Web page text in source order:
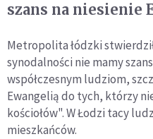
szans na niesienie
Metropolita łódzki
synodalności nie mamy
współczesnym ludziom,
Ewangelią do tych, którzy
kościołów". W Łodzi tacy
mieszkańców.